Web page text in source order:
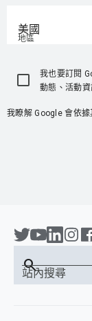
地區
美國
我也要訂閱
動態、活動
我瞭解 Google 會依據
站內搜尋
search